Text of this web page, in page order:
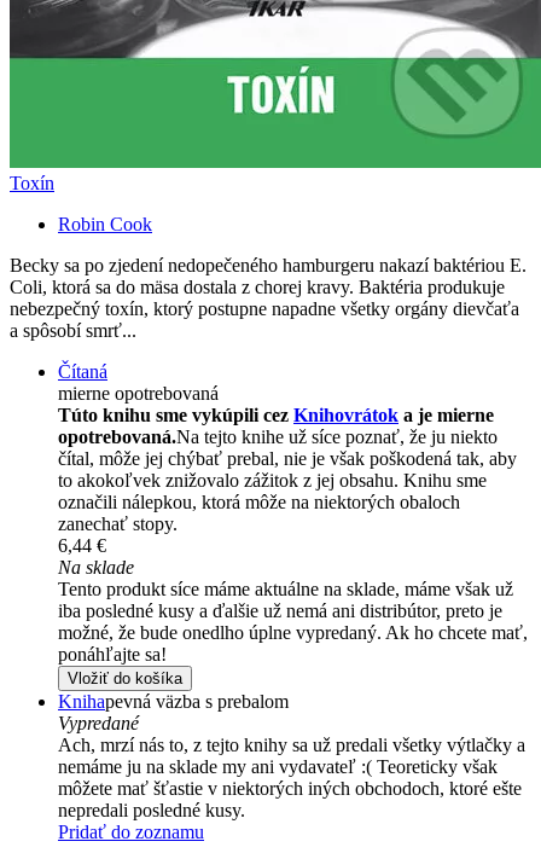
Toxín
Robin Cook
Becky sa po zjedení nedopečeného hamburgeru nakazí baktériou E.
Coli, ktorá sa do mäsa dostala z chorej kravy. Baktéria produkuje
nebezpečný toxín, ktorý postupne napadne všetky orgány dievčaťa
a spôsobí smrť...
Čítaná
mierne opotrebovaná
Túto knihu sme vykúpili cez Knihovrátok a je mierne
opotrebovaná.Na tejto knihe už síce poznať, že ju niekto
čítal, môže jej chýbať prebal, nie je však poškodená tak, aby
to akokoľvek znižovalo zážitok z jej obsahu. Knihu sme
označili nálepkou, ktorá môže na niektorých obaloch
zanechať stopy.
6,44 €
Na sklade
Tento produkt síce máme aktuálne na sklade, máme však už
iba posledné kusy a ďalšie už nemá ani distribútor, preto je
možné, že bude onedlho úplne vypredaný. Ak ho chcete mať,
ponáhľajte sa!
Vložiť do košíka
Knihapevná väzba s prebalom
Vypredané
Ach, mrzí nás to, z tejto knihy sa už predali všetky výtlačky a
nemáme ju na sklade my ani vydavateľ :( Teoreticky však
môžete mať šťastie v niektorých iných obchodoch, ktoré ešte
nepredali posledné kusy.
Pridať do zoznamu